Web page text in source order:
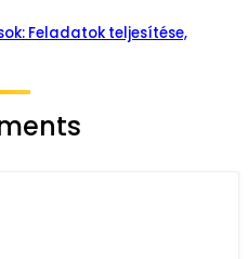
Feladatok teljesítése,